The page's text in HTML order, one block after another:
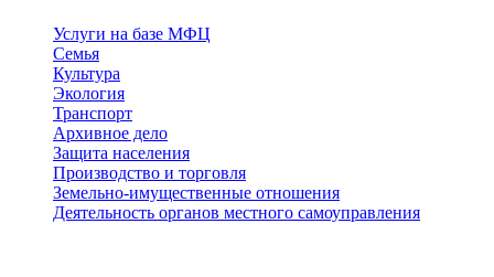
Услуги на базе МФЦ
Семья
Культура
Экология
Транспорт
Архивное дело
Защита населения
Производство и торговля
Земельно-имущественные отношения
Деятельность органов местного самоуправления